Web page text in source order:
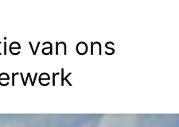
van ons